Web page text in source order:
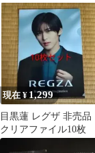
現在 ¥ 1,299
目黒蓮 レグザ 非売品
クリアファイル10枚